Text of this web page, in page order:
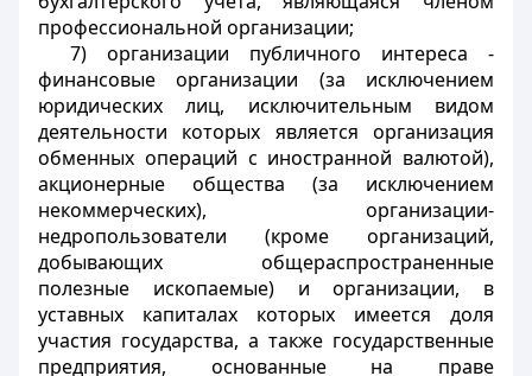
профессиональной организации;
7) организации публичного интереса -
финансовые организации (за исключением
юридических лиц, исключительным видом
деятельности которых является организация
обменных операций с иностранной валютой),
акционерные общества (за исключением
некоммерческих), организации-
недропользователи (кроме организаций,
добывающих общераспространенные
полезные ископаемые) и организации, в
уставных капиталах которых имеется доля
участия государства, а также государственные
предприятия, основанные на праве